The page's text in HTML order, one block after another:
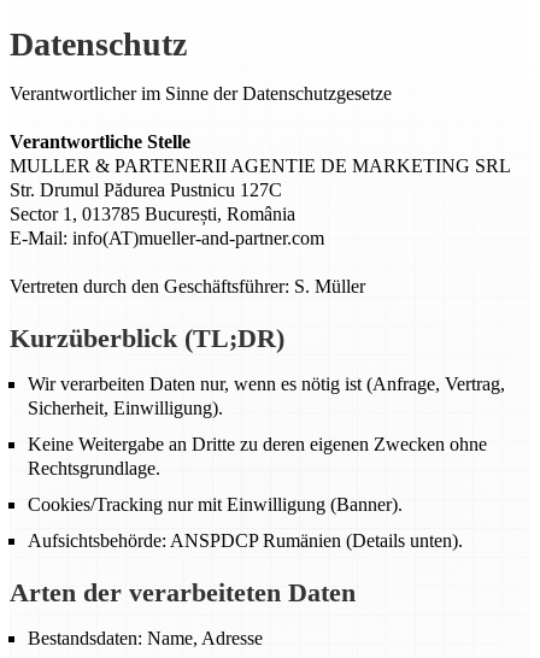
Datenschutz
Verantwortlicher im Sinne der Datenschutzgesetze
Verantwortliche Stelle
MULLER & PARTENERII AGENTIE DE MARKETING SRL
Str. Drumul Pădurea Pustnicu 127C
Sector 1, 013785 București, România
E-Mail: info(AT)mueller-and-partner.com
Vertreten durch den Geschäftsführer: S. Müller
Kurzüberblick (TL;DR)
Wir verarbeiten Daten nur, wenn es nötig ist (Anfrage, Vertrag,
Sicherheit, Einwilligung).
Keine Weitergabe an Dritte zu deren eigenen Zwecken ohne
Rechtsgrundlage.
Cookies/Tracking nur mit Einwilligung (Banner).
Aufsichtsbehörde: ANSPDCP Rumänien (Details unten).
Arten der verarbeiteten Daten
Bestandsdaten: Name, Adresse